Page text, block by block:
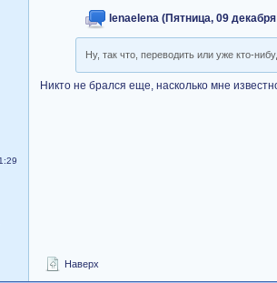
lenaelena (Пятница, 09
Ну, так что, переводить или уже кто-
Никто не брался еще, насколько мне
Наверх